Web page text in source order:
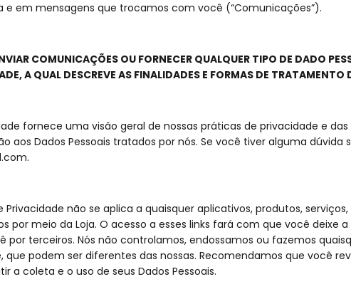
e em mensagens que trocamos com você (“Comunicações”).
COMUNICAÇÕES OU FORNECER QUALQUER TIPO DE DADO
A QUAL DESCREVE AS FINALIDADES E FORMAS DE
fornece uma visão geral de nossas práticas de privacidade e
aos Dados Pessoais tratados por nós. Se você tiver alguma
.
Privacidade não se aplica a quaisquer aplicativos, produtos,
por meio da Loja. O acesso a esses links fará com que você
por terceiros. Nós não controlamos, endossamos ou fazemos
que podem ser diferentes das nossas. Recomendamos que você
a coleta e o uso de seus Dados Pessoais.